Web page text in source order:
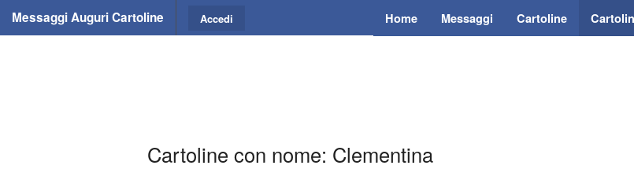
Messaggi Auguri Cartoline Home Messaggi Cartoline
Accedi
Cartoline con nome: Clementina